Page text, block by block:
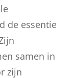
de essentie
samen in
zijn